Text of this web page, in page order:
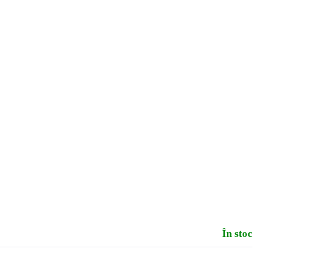
În stoc